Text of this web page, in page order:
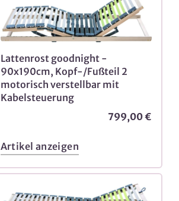
Lattenrost goodnight -
90x190cm, Kopf-/Fußteil 2
motorisch verstellbar mit
Kabelsteuerung
799,00 €
Artikel anzeigen